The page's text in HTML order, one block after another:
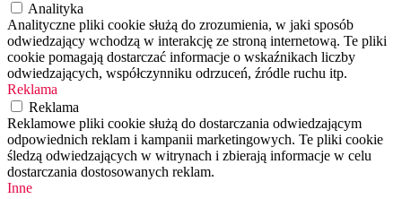
Analityka
Analityczne pliki cookie służą do zrozumienia, w jaki sposób
odwiedzający wchodzą w interakcję ze stroną internetową. Te pliki
cookie pomagają dostarczać informacje o wskaźnikach liczby
odwiedzających, współczynniku odrzuceń, źródle ruchu itp.
Reklama
Reklama
Reklamowe pliki cookie służą do dostarczania odwiedzającym
odpowiednich reklam i kampanii marketingowych. Te pliki cookie
śledzą odwiedzających w witrynach i zbierają informacje w celu
dostarczania dostosowanych reklam.
Inne